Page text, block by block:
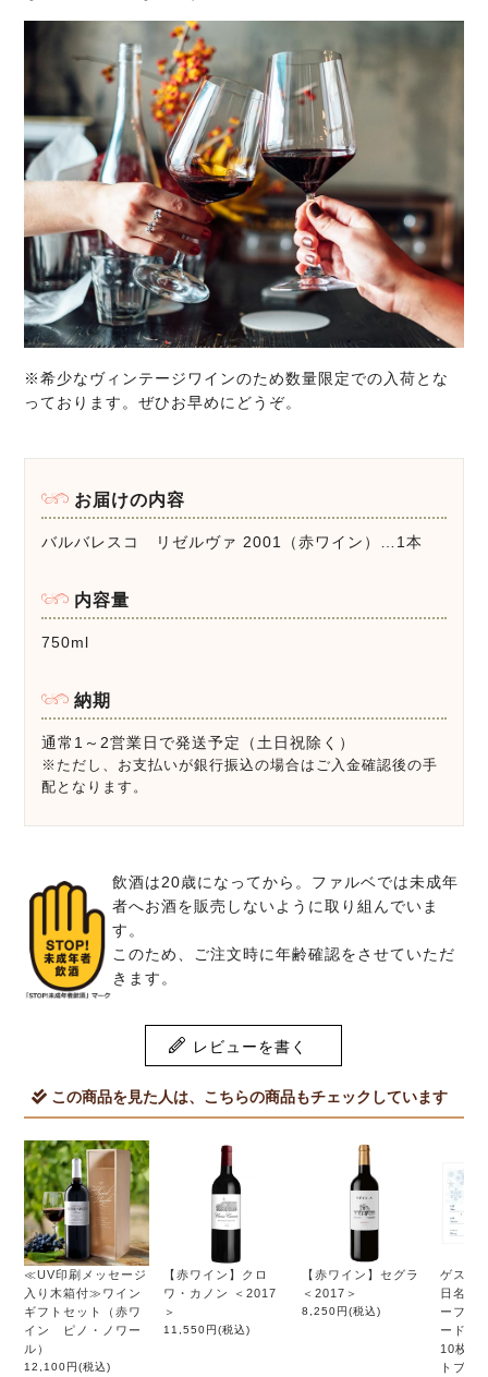
※希少なヴィンテージワインのため数量限定での入荷とな
っております。ぜひお早めにどうぞ。
お届けの内容
バルバレスコ リゼルヴァ 2001（赤ワイン）…1本
内容量
750ml
納期
通常1～2営業日で発送予定（土日祝除く）
※ただし、お支払いが銀行振込の場合はご入金確認後の手
配となります。
飲酒は20歳になってから。ファルベでは未成年
者へお酒を販売しないように取り組んでいま
す。
このため、ご注文時に年齢確認をさせていただ
きます。
レビューを書く
この商品を見た人は、こちらの商品もチェックしています
≪UV印刷メッセージ
入り木箱付≫ワイン
ギフトセット（赤ワ
イン ピノ・ノワー
ル）
12,100円(税込)
【赤ワイン】クロ
ワ・カノン ＜2017
＞
11,550円(税込)
【赤ワイン】セグラ
＜2017＞
8,250円(税込)
ゲスト
日名前
ーフレ
ード（
10枚入
トブッ